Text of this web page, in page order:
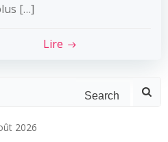
[…]
Lire
2026